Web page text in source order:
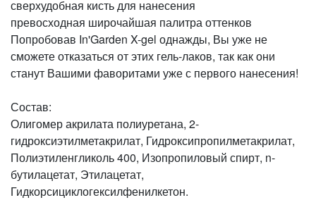
сверхудобная кисть для нанесения
превосходная широчайшая палитра оттенков
Попробовав In'Garden X-gel однажды, Вы уже не
сможете отказаться от этих гель-лаков, так как они
станут Вашими фаворитами уже с первого нанесения!
Состав:
Олигомер акрилата полиуретана, 2-
гидроксиэтилметакрилат, Гидроксипропилметакрилат,
Полиэтиленгликоль 400, Изопропиловый спирт, n-
бутилацетат, Этилацетат,
Гидкорсициклогексилфенилкетон.